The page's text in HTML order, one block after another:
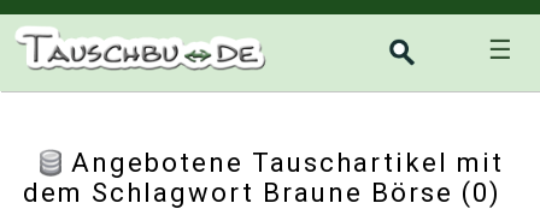
☰
Angebotene Tauschartikel mit
dem Schlagwort Braune Börse (0)